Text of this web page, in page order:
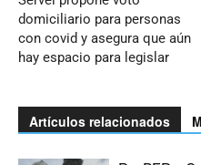
domiciliario para personas
con covid y asegura que aún
hay espacio para legislar
Artículos relacionados